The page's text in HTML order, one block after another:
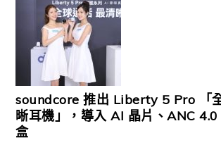
soundcore 推出 Liberty 5 Pro 「
晰耳機」，導入 AI 晶片、ANC
盒